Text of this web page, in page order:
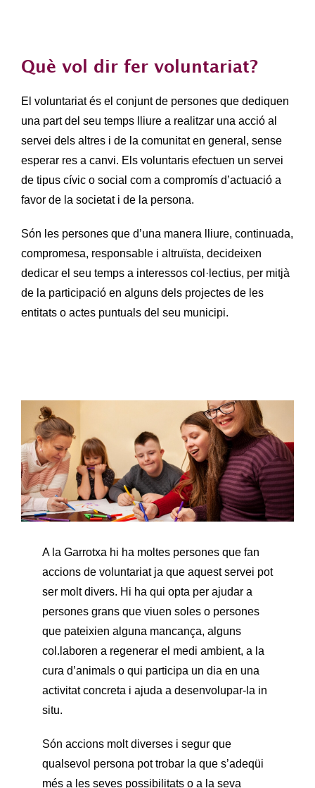
Què vol dir fer voluntariat?
El voluntariat és el conjunt de persones que dediquen
una part del seu temps lliure a realitzar una acció al
servei dels altres i de la comunitat en general, sense
esperar res a canvi. Els voluntaris efectuen un servei
de tipus cívic o social com a compromís d’actuació a
favor de la societat i de la persona.
Són les persones que d’una manera lliure, continuada,
compromesa, responsable i altruïsta, decideixen
dedicar el seu temps a interessos col·lectius, per mitjà
de la participació en alguns dels projectes de les
entitats o actes puntuals del seu municipi.
A la Garrotxa hi ha moltes persones que fan
accions de voluntariat ja que aquest servei pot
ser molt divers. Hi ha qui opta per ajudar a
persones grans que viuen soles o persones
que pateixien alguna mancança, alguns
col.laboren a regenerar el medi ambient, a la
cura d’animals o qui participa un dia en una
activitat concreta i ajuda a desenvolupar-la in
situ.
Són accions molt diverses i segur que
qualsevol persona pot trobar la que s’adeqüi
més a les seves possibilitats o a la seva